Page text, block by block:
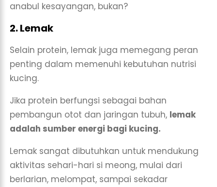
anabul kesayangan, bukan?
2. Lemak
Selain protein, lemak juga memegang peran
penting dalam memenuhi kebutuhan nutrisi
kucing.
Jika protein berfungsi sebagai bahan
pembangun otot dan jaringan tubuh, lemak
adalah sumber energi bagi kucing.
Lemak sangat dibutuhkan untuk mendukung
aktivitas sehari-hari si meong, mulai dari
berlarian, melompat, sampai sekadar